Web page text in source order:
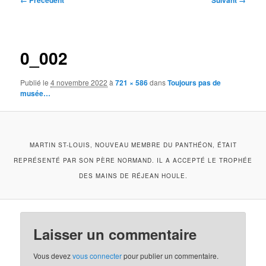
0_002
Publié le4 novembre 2022 à721 × 586dansToujours pas de
musée…
MARTIN ST-LOUIS, NOUVEAU MEMBRE DU PANTHÉON, ÉTAIT
REPRÉSENTÉ PAR SON PÈRE NORMAND. IL A ACCEPTÉ LE TROPHÉE
DES MAINS DE RÉJEAN HOULE.
Laisser un commentaire
Vous devezvous connecterpour publier un commentaire.